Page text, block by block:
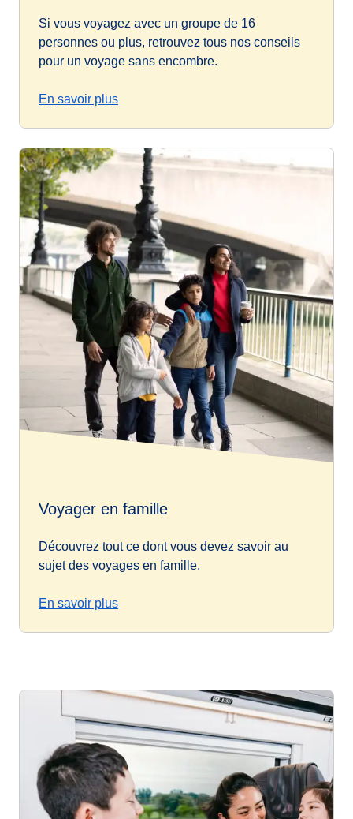
Si vous voyagez avec un groupe de 16
personnes ou plus, retrouvez tous nos conseils
pour un voyage sans encombre.
En savoir plus
Voyager en famille
Découvrez tout ce dont vous devez savoir au
sujet des voyages en famille.
En savoir plus